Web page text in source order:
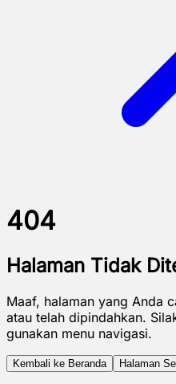
404
Halaman Tidak
Maaf, halaman yang Anda
atau telah dipindahkan.
gunakan menu navigasi.
Kembali ke Beranda Halaman